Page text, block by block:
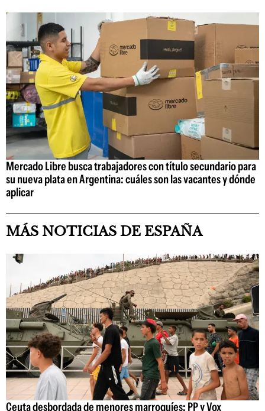
Mercado Libre busca trabajadores con título secundario para
su nueva plata en Argentina: cuáles son las vacantes y dónde
aplicar
MÁS NOTICIAS DE ESPAÑA
Ceuta desbordada de menores marroquíes: PP y Vox